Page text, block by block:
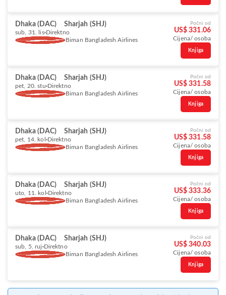
Dhaka (DAC) Sharjah (SHJ)
sub, 31. lis Direktno
Biman Bangladesh Airlines
Počni od
US$ 331.06
Cijena/ osoba
Knjiga
Dhaka (DAC) Sharjah (SHJ)
pet, 20. stu Direktno
Biman Bangladesh Airlines
Počni od
US$ 331.58
Cijena/ osoba
Knjiga
Dhaka (DAC) Sharjah (SHJ)
pet, 14. kol Direktno
Biman Bangladesh Airlines
Počni od
US$ 331.58
Cijena/ osoba
Knjiga
Dhaka (DAC) Sharjah (SHJ)
uto, 11. kol Direktno
Biman Bangladesh Airlines
Počni od
US$ 333.36
Cijena/ osoba
Knjiga
Dhaka (DAC) Sharjah (SHJ)
sub, 5. ruj Direktno
Biman Bangladesh Airlines
Počni od
US$ 340.03
Cijena/ osoba
Knjiga